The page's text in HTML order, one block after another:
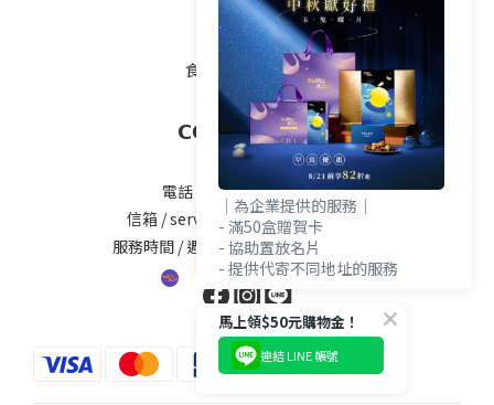
退換貨須知
隱私權政策
食品業者登錄字號
𝗖𝗢𝗡𝗧𝗔𝗖𝗧 𝗨𝗦
電話 / 04-2535-5777#25
信箱 / service@nuttynuts.com.tw
服務時間 / 週一 ~ 週五 8:00am-5.00pm
｜為企業提供的服務｜
- 滿50盒贈賀卡
- 協助置放名片
- 提供代寄不同地址的服務
馬上領$50元購物金！
連結 LINE 帳號